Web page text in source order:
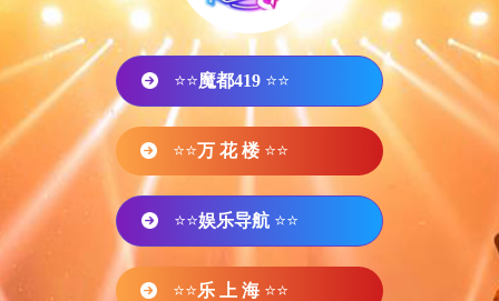
⭐⭐魔都419 ⭐⭐
⭐⭐万 花 楼 ⭐⭐
⭐⭐娱乐导航 ⭐⭐
⭐⭐乐 上 海 ⭐⭐